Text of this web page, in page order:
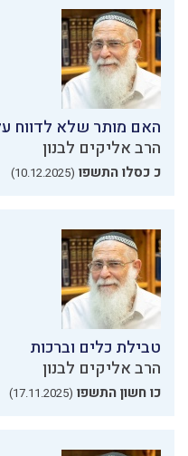
האם מותר שלא לדווח
הרב אליקים לבנון
כ כסלו התשפו (10.12.2025)
טבילת כלים וברכות
הרב אליקים לבנון
כו חשון התשפו (17.11.2025)